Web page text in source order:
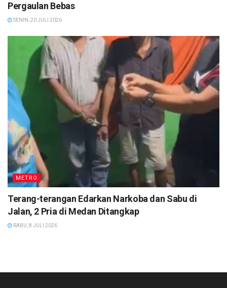
Pergaulan Bebas
SENIN, 20 JULI 2026
METRO
Terang-terangan Edarkan Narkoba dan Sabu di
Jalan, 2 Pria di Medan Ditangkap
RABU, 8 JULI 2026